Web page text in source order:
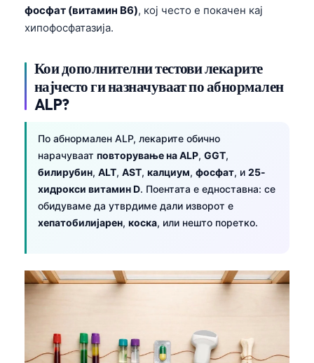
фосфат (витамин B6), кој често е покачен кај
хипофосфатазија.
Кои дополнителни тестови лекарите
најчесто ги назначуваат по абнормален
ALP?
По абнормален ALP, лекарите обично
нарачуваат повторување на ALP, GGT,
билирубин, ALT, AST, калциум, фосфат, и 25-
хидрокси витамин D. Поентата е едноставна: се
обидуваме да утврдиме дали изворот е
хепатобилијарен, коска, или нешто поретко.
Latviešu valoda
Euskara
Occitan
Монгол
ພາສາລາວ
Basa Jawa
Cebuano
Кыргызча
Татар теле
Esperanto
Frysk